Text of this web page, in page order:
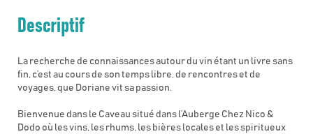
Descriptif
La recherche de connaissances autour du vin étant un livre sans
fin, c’est au cours de son temps libre, de rencontres et de
voyages, que Doriane vit sa passion.
Bienvenue dans le Caveau situé dans l’Auberge Chez Nico &
Dodo où les vins, les rhums, les bières locales et les spiritueux